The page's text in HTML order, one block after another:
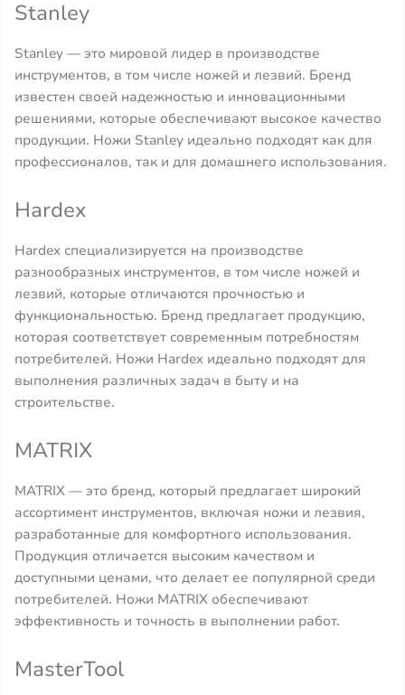
Stanley
Stanley — это мировой лидер в производстве
инструментов, в том числе ножей и лезвий. Бренд
известен своей надежностью и инновационными
решениями, которые обеспечивают высокое качество
продукции. Ножи Stanley идеально подходят как для
профессионалов, так и для домашнего использования.
Hardex
Hardex специализируется на производстве
разнообразных инструментов, в том числе ножей и
лезвий, которые отличаются прочностью и
функциональностью. Бренд предлагает продукцию,
которая соответствует современным потребностям
потребителей. Ножи Hardex идеально подходят для
выполнения различных задач в быту и на
строительстве.
MATRIX
MATRIX — это бренд, который предлагает широкий
ассортимент инструментов, включая ножи и лезвия,
разработанные для комфортного использования.
Продукция отличается высоким качеством и
доступными ценами, что делает ее популярной среди
потребителей. Ножи MATRIX обеспечивают
эффективность и точность в выполнении работ.
MasterTool